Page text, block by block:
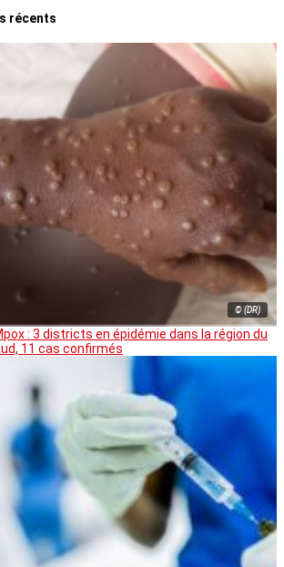
récents
© (DR)
: 3 districts en épidémie dans la région du
11 cas confirmés